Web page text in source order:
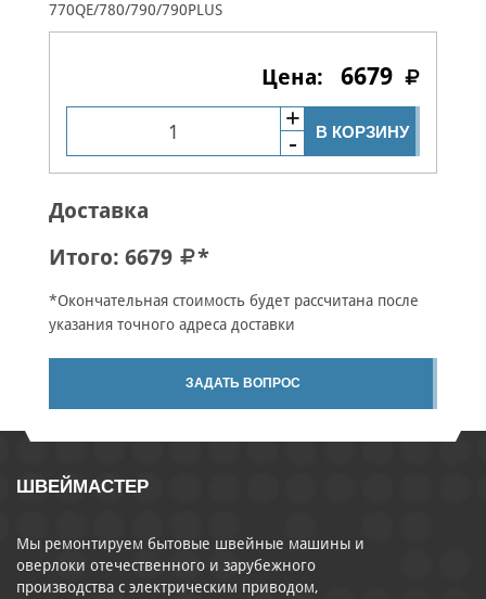
770QE/780/790/790PLUS
6679
В КОРЗИНУ
Доставка
Итого: 6679 *
*Окончательная стоимость будет рассчитана после
указания точного адреса доставки
ЗАДАТЬ ВОПРОС
ШВЕЙМАСТЕР
Мы ремонтируем бытовые швейные машины и
оверлоки отечественного и зарубежного
производства с электрическим приводом,